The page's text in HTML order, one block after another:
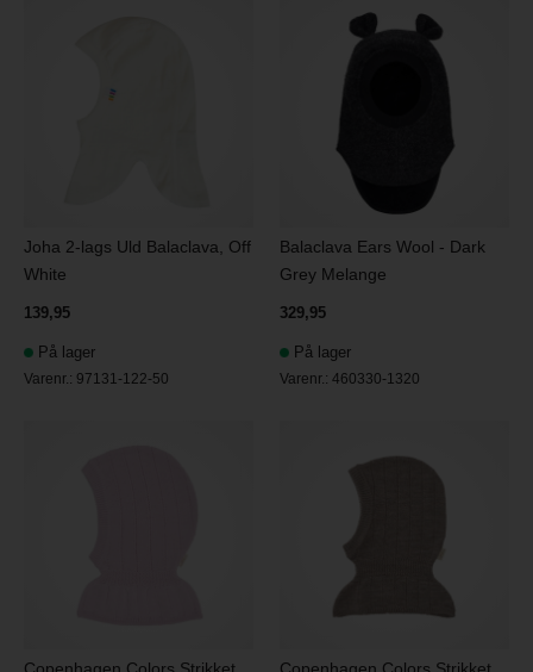
Joha 2-lags Uld Balaclava, Off
White
139,95
På lager
Varenr.: 97131-122-50
Balaclava Ears Wool - Dark
Grey Melange
329,95
På lager
Varenr.:460330-1320